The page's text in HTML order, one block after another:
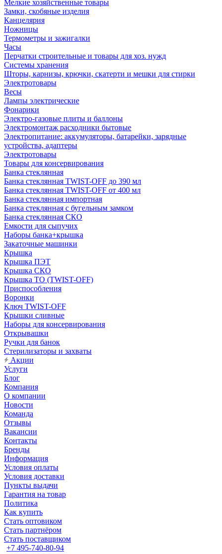
Мелкие хозяйственные товары
Замки, скобяные изделия
Канцелярия
Ножницы
Термометры и зажигалки
Часы
Перчатки строительные и товары для хоз. нужд
Системы хранения
Шторы, карнизы, крючки, скатерти и мешки для стирки
Электротовары
Весы
Лампы электрические
Фонарики
Электро-газовые плиты и баллоны
Электромонтаж расходники бытовые
Электропитание: аккумуляторы, батарейки, зарядные
устройства, адаптеры
Электротовары
Товары для консервирования
Банка стеклянная
Банка стеклянная TWIST-OFF до 390 мл
Банка стеклянная TWIST-OFF от 400 мл
Банка стеклянная импортная
Банка стеклянная с бугельным замком
Банка стеклянная СКО
Емкости для сыпучих
Наборы банка+крышка
Закаточные машинки
Крышка
Крышка ПЭТ
Крышка СКО
Крышка ТО (TWIST-OFF)
Приспособления
Воронки
Ключ TWIST-OFF
Крышки сливные
Наборы для консервирования
Открывашки
Ручки для банок
Стерилизаторы и захваты
Акции
Услуги
Блог
Компания
О компании
Новости
Команда
Отзывы
Вакансии
Контакты
Бренды
Информация
Условия оплаты
Условия доставки
Пункты выдачи
Гарантия на товар
Политика
Как купить
Стать оптовиком
Стать партнёром
Стать поставщиком
+7 495-740-80-94